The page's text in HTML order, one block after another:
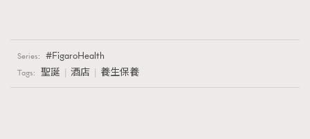
Series: FigaroHealth
Tags: 聖誕 酒店 養生保養